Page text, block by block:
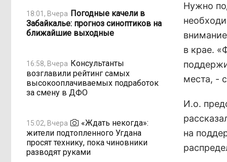
18:01, Вчера Погодные качели в
Забайкалье: прогноз синоптиков на
ближайшие выходные
16:58, Вчера Консультанты
возглавили рейтинг самых
высокооплачиваемых подработок
за смену в ДФО
15:02, Вчера
«Ждать некогда»:
жители подтопленного Угдана
просят технику, пока чиновники
разводят руками
Нужно
в крае.
места, -
И.о.
на